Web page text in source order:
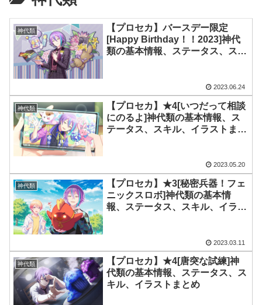
神代類
【プロセカ】バースデー限定
[Happy Birthday！！2023]神代
類の基本情報、ステータス、スキ
2023.06.24
神代類
【プロセカ】★4[いつだって相談
にのるよ]神代類の基本情報、ス
テータス、スキル、イラストまと
2023.05.20
神代類
【プロセカ】★3[秘密兵器！フェ
ニックスロボ]神代類の基本情
報、ステータス、スキル、イラス
2023.03.11
神代類
【プロセカ】★4[唐突な試練]神
代類の基本情報、ステータス、ス
キル、イラストまとめ